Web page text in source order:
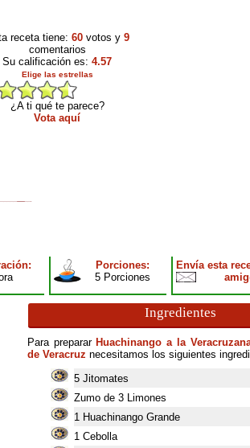
receta tiene: 60votos y 9
comentarios
Su calificación es: 4.57
Elige las estrellas
¿A ti qué te parece?
Vota aquí
Porciones:
5 Porciones
Envía esta
Ingredientes
Para preparar Huachinango a la
de Veracruz necesitamos los siguientes
5 Jitomates
Zumo de 3 Limones
1 Huachinango Grande
1 Cebolla